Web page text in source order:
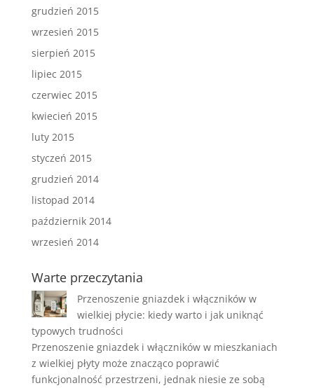
grudzień 2015
wrzesień 2015
sierpień 2015
lipiec 2015
czerwiec 2015
kwiecień 2015
luty 2015
styczeń 2015
grudzień 2014
listopad 2014
październik 2014
wrzesień 2014
Warte przeczytania
Przenoszenie gniazdek i włączników w
wielkiej płycie: kiedy warto i jak uniknąć
typowych trudności
Przenoszenie gniazdek i włączników w mieszkaniach
z wielkiej płyty może znacząco poprawić
funkcjonalność przestrzeni, jednak niesie ze sobą